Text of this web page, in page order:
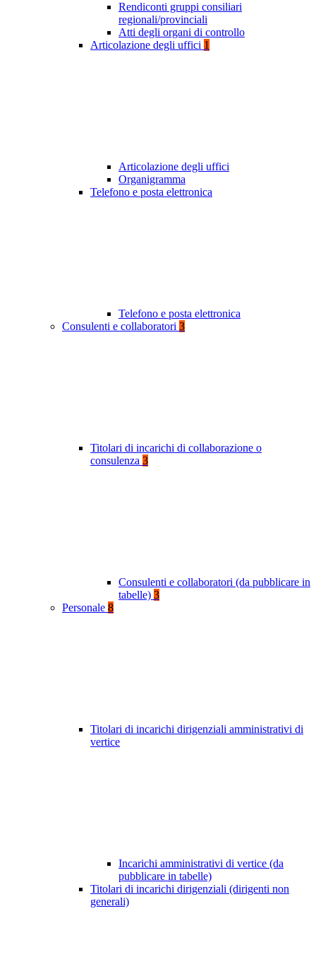
Rendiconti gruppi consiliari
regionali/provinciali
Atti degli organi di controllo
Articolazione degli uffici 1
Articolazione degli uffici
Organigramma
Telefono e posta elettronica
Telefono e posta elettronica
Consulenti e collaboratori 3
Titolari di incarichi di collaborazione o
consulenza 3
Consulenti e collaboratori (da pubblicare in
tabelle) 3
Personale 8
Titolari di incarichi dirigenziali amministrativi di
vertice
Incarichi amministrativi di vertice (da
pubblicare in tabelle)
Titolari di incarichi dirigenziali (dirigenti non
generali)